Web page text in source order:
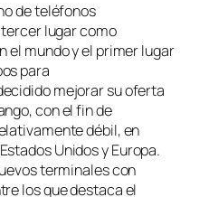
de teléfonos
lugar como
el mundo y el primer lugar
para
mejorar su oferta
con el fin de
débil, en
Unidos y Europa.
terminales con
los que destaca el